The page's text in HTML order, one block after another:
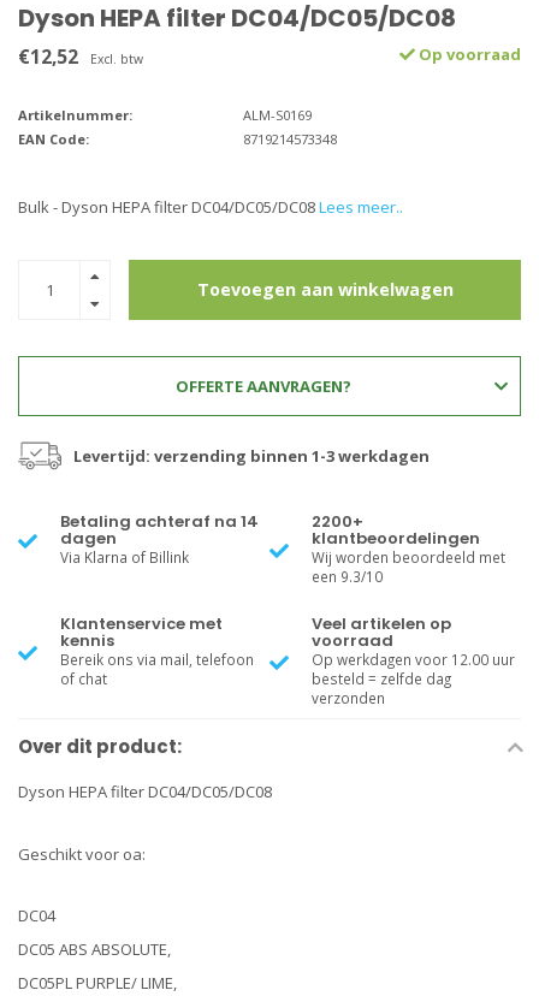
Dyson HEPA filter DC04/DC05/DC08
€12,52 Excl. btw Op voorraad
Artikelnummer:
ALM-S0169
EAN Code:
8719214573348
Bulk - Dyson HEPA filter DC04/DC05/DC08Lees meer..
Toevoegen aan winkelwagen
OFFERTE AANVRAGEN?
Levertijd: verzending binnen 1-3 werkdagen
Betaling achteraf na 14
dagen
Via Klarna of Billink
2200+
klantbeoordelingen
Wij worden beoordeeld met
een 9.3/10
Klantenservice met
kennis
Bereik ons via mail, telefoon
of chat
Veel artikelen op
voorraad
Op werkdagen voor 12.00 uur
besteld = zelfde dag
verzonden
Over dit product:
Dyson HEPA filter DC04/DC05/DC08
Geschikt voor oa:
DC04
DC05 ABS ABSOLUTE,
DC05PL PURPLE/ LIME,